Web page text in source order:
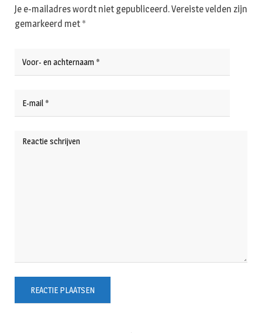
Je e-mailadres wordt niet gepubliceerd.Vereiste velden zijn
gemarkeerd met *